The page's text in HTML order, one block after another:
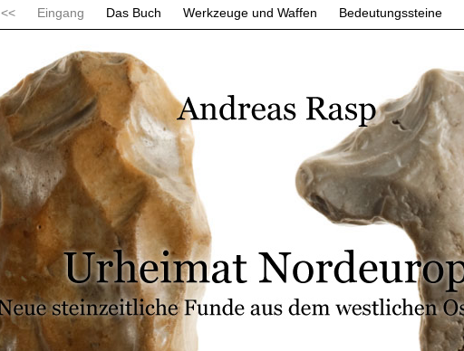
<< Eingang Das Buch Werkzeuge und Waffen Bedeutungssteine